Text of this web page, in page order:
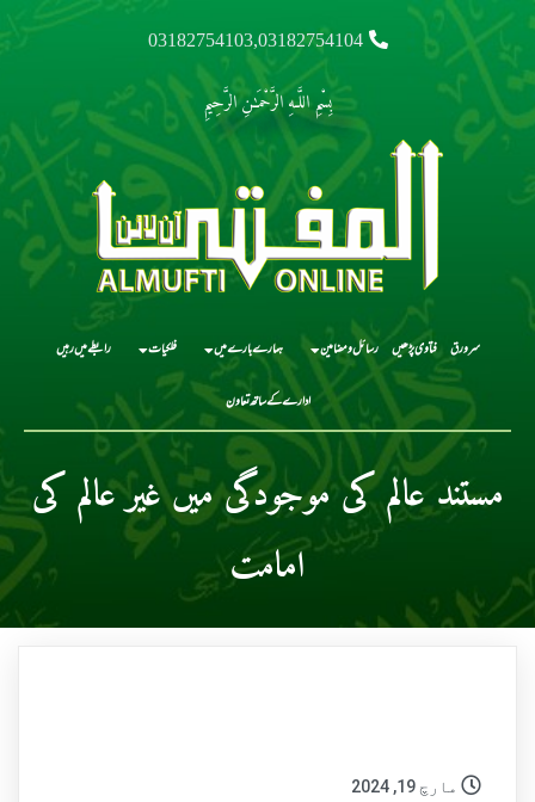
03182754103,03182754104
بِسْمِ اللَّـهِ الرَّحْمَـٰنِ الرَّحِيمِ
سرورق فتاوی پڑھیں رسائل و مضامین ہمارے بارے میں فلکیات رابطے میں رہیں
ادارے کے ساتھ تعاون
مستند عالم کی موجودگی میں غیر عالم کی
امامت
مارچ 19, 2024